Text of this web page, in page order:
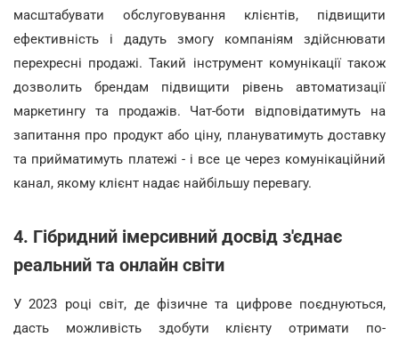
масштабувати обслуговування клієнтів, підвищити
ефективність і дадуть змогу компаніям здійснювати
перехресні продажі. Такий інструмент комунікації також
дозволить брендам підвищити рівень автоматизації
маркетингу та продажів. Чат-боти відповідатимуть на
запитання про продукт або ціну, плануватимуть доставку
та прийматимуть платежі - і все це через комунікаційний
канал, якому клієнт надає найбільшу перевагу.
4. Гібридний імерсивний досвід з'єднає
реальний та онлайн світи
У 2023 році світ, де фізичне та цифрове поєднуються,
дасть можливість здобути клієнту отримати по-